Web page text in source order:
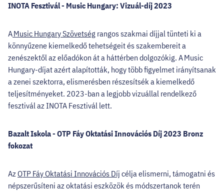
INOTA Fesztivál - Music Hungary: Vizuál-díj 2023
AMusic Hungary Szövetség rangos szakmai díjjal tünteti ki a
könnyűzene kiemelkedő tehetségeit és szakembereit a
zenészektől az előadókon át a háttérben dolgozókig. A Music
Hungary-díjat azért alapították, hogy több figyelmet irányítsanak
a zenei szektorra, elismerésben részesítsék a kiemelkedő
teljesítményeket. 2023-ban a legjobb vizuállal rendelkező
fesztivál az INOTA Fesztivál lett.
Bazalt Iskola - OTP Fáy Oktatási Innovációs Díj 2023 Bronz
fokozat
AzOTP Fáy Oktatási Innovációs Díj célja elismerni, támogatni és
népszerűsíteni az oktatási eszközök és módszertanok terén